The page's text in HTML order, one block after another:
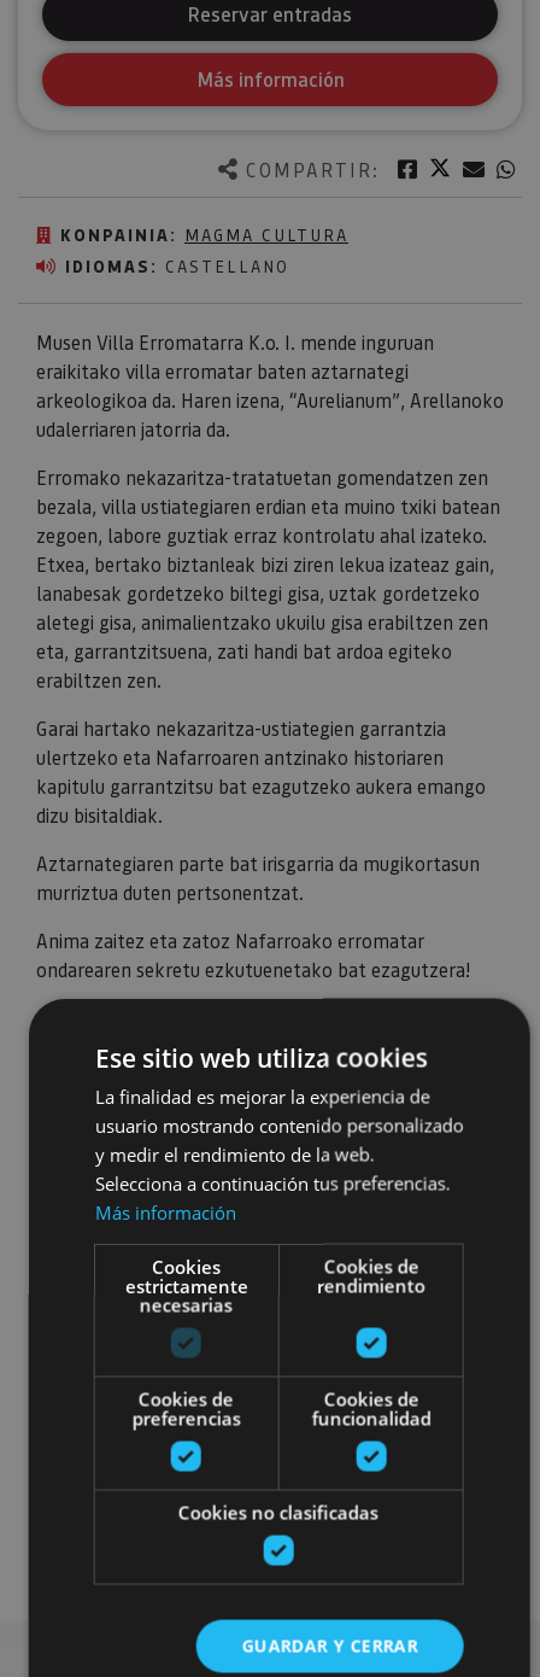
COMPARTIR: Facebook
Twitter
KONPAINIA: MAGMA CULTURA
IDIOMAS: CASTELLANO
Musen Villa Erromatarra K.o. I. mende inguruan
eraikitako villa erromatar baten aztarnategi
arkeologikoa da. Haren izena, “Aurelianum”, Arellanoko
udalerriaren jatorria da.
Erromako nekazaritza-tratatuetan gomendatzen zen
bezala, villa ustiategiaren erdian eta muino txiki batean
zegoen, labore guztiak erraz kontrolatu ahal izateko.
Etxea, bertako biztanleak bizi ziren lekua izateaz gain,
lanabesak gordetzeko biltegi gisa, uztak gordetzeko
aletegi gisa, animalientzako ukuilu gisa erabiltzen zen
eta, garrantzitsuena, zati handi bat ardoa egiteko
erabiltzen zen.
Garai hartako nekazaritza-ustiategien garrantzia
ulertzeko eta Nafarroaren antzinako historiaren
kapitulu garrantzitsu bat ezagutzeko aukera emango
dizu bisitaldiak.
Aztarnategiaren parte bat irisgarria da mugikortasun
murriztua duten pertsonentzat.
Anima zaitez eta zatoz Nafarroako erromatar
ondarearen sekretu ezkutuenetako bat ezagutzera!
Reservar entradas
Más información
Museos y centros expositivos
Visitas guiadas
Ese sitio web utiliza cookies
La finalidad es mejorar la experiencia de
usuario mostrando contenido personalizado
y medir el rendimiento de la web.
Selecciona a continuación tus preferencias.
Más información
Cookies
estrictamente
necesarias
Cookies de
rendimiento
Cookies de
preferencias
Cookies de
funcionalidad
Cookies no clasificadas
GUARDAR Y CERRAR